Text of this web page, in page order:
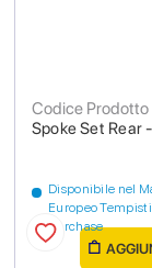
Spoke Set Rear
Codice
Disponibile nel
Europeo
purchase